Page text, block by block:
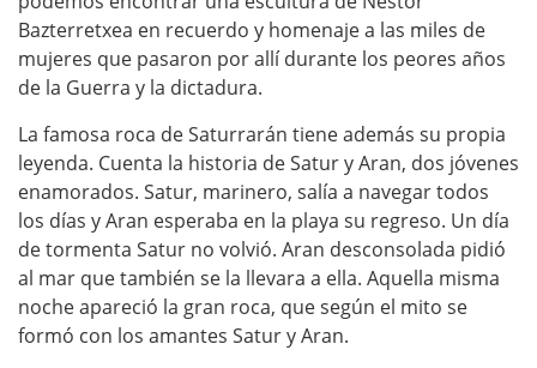
Bazterretxea en recuerdo y homenaje a las miles de
mujeres que pasaron por allí durante los peores años
de la Guerra y la dictadura.
La famosa roca de Saturrarán tiene además su propia
leyenda. Cuenta la historia de Satur y Aran, dos jóvenes
enamorados. Satur, marinero, salía a navegar todos
los días y Aran esperaba en la playa su regreso. Un día
de tormenta Satur no volvió. Aran desconsolada pidió
al mar que también se la llevara a ella. Aquella misma
noche apareció la gran roca, que según el mito se
formó con los amantes Satur y Aran.